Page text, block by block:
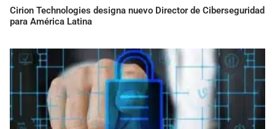
Cirion Technologies designa nuevo Director de Ciberseguridad
para América Latina